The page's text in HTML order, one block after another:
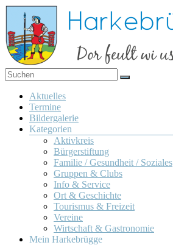
Zum
Inhalt
springen
Harkebrügge
Dor
feult
wi us
wohl!
Menü
Aktuelles
Termine
Bildergalerie
Kategorien
Aktivkreis
Bürgerstiftung
Familie / Gesundheit / Soziales
Gruppen & Clubs
Info & Service
Ort & Geschichte
Tourismus & Freizeit
Vereine
Wirtschaft & Gastronomie
Mein Harkebrügge